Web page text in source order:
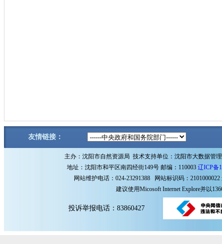
友情链接：
主办：沈阳市自然资源局 技术支持单位：沈阳市大数据管
地址：沈阳市和平区南四经街149号 邮编：110003 辽ICP备
网站维护电话：024-23291388 网站标识码：2101000022
建议使用Micosoft Internet Explore并以
投诉举报电话：83860427